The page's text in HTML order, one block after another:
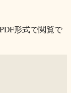
形式で閲覧で